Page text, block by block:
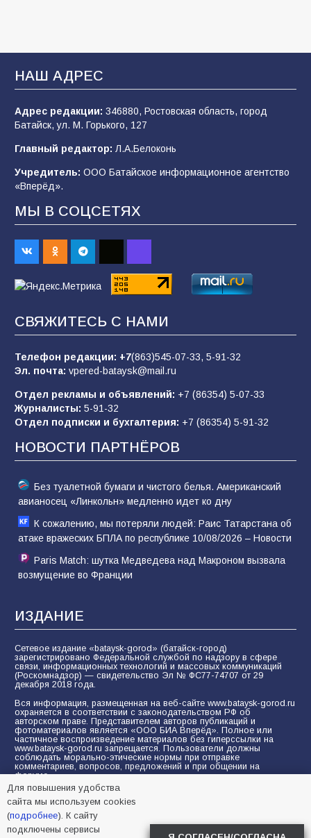
Батайским спортсменам вручили награды
«Слухи — не указ»: почему разговоры о
07.08.2026
Командовал боем до последнего: герой
Евгений Остапенко
В библиотеке имени М.Ю. Лермонтова
состоялось литературно-творческое
сказку, рисуем в красках»
65 07.08.2026
НАШ АДРЕС
Адрес редакции: 346880, Ростовская область, город
Батайск, ул. М. Горького, 127
Главный редактор: Л.А.Белоконь
Учредитель: ООО Батайское информационное агентство
«Вперёд».
МЫ В СОЦСЕТЯХ
СВЯЖИТЕСЬ С НАМИ
Телефон редакции: +7(863)545-07-33, 5-91-32
Эл. почта: vpered-bataysk@mail.ru
Отдел рекламы и объявлений: +7 (86354) 5-07-33
Журналисты: 5-91-32
Отдел подписки и бухгалтерия: +7 (86354) 5-91-32
НОВОСТИ ПАРТНЁРОВ
Без туалетной бумаги и чистого белья. Американский
авианосец «Линкольн» медленно идет ко дну
К сожалению, мы потеряли людей: Раис Татарстана об
атаке вражеских БПЛА по республике 10/08/2026 – Новости
Paris Match: шутка Медведева над Макроном вызвала
возмущение во Франции
ИЗДАНИЕ
Сетевое издание «bataysk-gorod» (батайск-город)
зарегистрировано Федеральной службой по надзору в сфере
связи, информационных технологий и массовых коммуникаций
(Роскомнадзор) — свидетельство Эл № ФС77-74707 от 29
декабря 2018 года.
Вся информация, размещенная на веб-сайте www.bataysk-gorod.ru
охраняется в соответствии с законодательством РФ об
авторском праве. Представителем авторов публикаций и
фотоматериалов является «ООО БИА Вперёд». Полное или
частичное воспроизведение материалов без гиперссылки на
www.bataysk-gorod.ru запрещается. Пользователи должны
соблюдать морально-этические нормы при отправке
комментариев, вопросов, предложений и при общении на
форуме.
Политика конфиденциальности и защиты информации
Согласие на обработку персональных данных с помощью
сервисов Yandex.Metrika, LiveInternet, top.mail.ru
Для повышения удобства
сайта мы используем cookies
(подробнее). К сайту
подключены сервисы